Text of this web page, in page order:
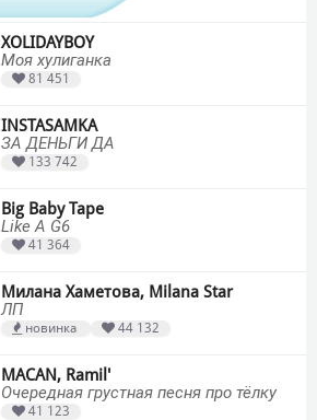
XOLIDAYBOY
Моя хулиганка
81 451
INSTASAMKA
ЗА ДЕНЬГИ ДА
133 742
Big Baby Tape
Like A G6
41 364
Милана Хаметова, Milana Star
ЛП
новинка 44 132
MACAN, Ramil'
Очередная грустная песня про тёлку
41 123